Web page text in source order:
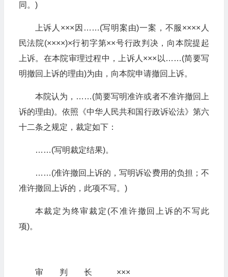
同。)
上诉人×××因……(写明案由)一案，不服××××人
民法院(××××)×行初字第××号行政判决，向本院提起
上诉。在本院审理过程中，上诉人×××以……(简要写
明撤回上诉的理由)为由，向本院申请撤回上诉。
本院认为，……(简要写明准许或者不准许撤回上
诉的理由)。依照《中华人民共和国行政诉讼法》第六
十二条之规定，裁定如下：
……(写明裁定结果)。
……(准许撤回上诉的，写明诉讼费用的负担；不
准许撤回上诉的，此项不写。)
本裁定为终审裁定(不准许撤回上诉的不写此
项)。
审 判 长 ×××